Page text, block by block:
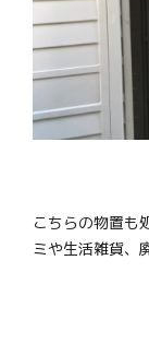
こちらの物置も
ミや生活雑貨、